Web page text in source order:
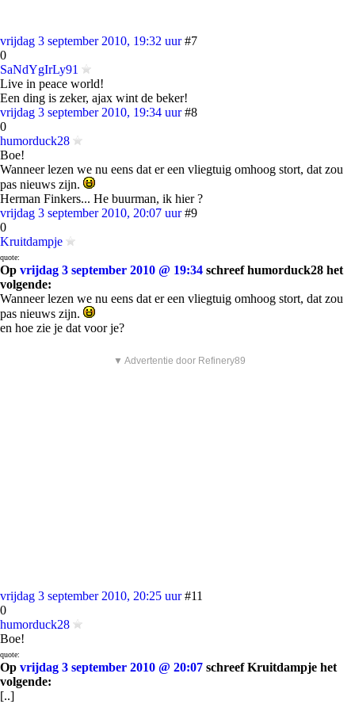
vrijdag 3 september 2010, 19:32 uur #7
0
SaNdYgIrLy91
Live in peace world!
Een ding is zeker, ajax wint de beker!
vrijdag 3 september 2010, 19:34 uur #8
0
humorduck28
Boe!
Wanneer lezen we nu eens dat er een vliegtuig omhoog stort, dat zou
pas nieuws zijn.
Herman Finkers... He buurman, ik hier ?
vrijdag 3 september 2010, 20:07 uur #9
0
Kruitdampje
quote:
Op vrijdag 3 september 2010 @ 19:34 schreef humorduck28 het
volgende:
Wanneer lezen we nu eens dat er een vliegtuig omhoog stort, dat zou
pas nieuws zijn.
en hoe zie je dat voor je?
▼ Advertentie door Refinery89
vrijdag 3 september 2010, 20:25 uur #11
0
humorduck28
Boe!
quote:
Op vrijdag 3 september 2010 @ 20:07 schreef Kruitdampje het
volgende:
[..]